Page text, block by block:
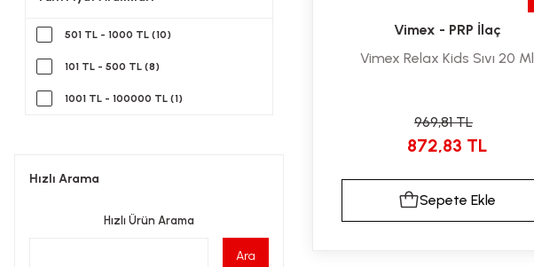
Sidrex (1)
Talya (1)
501 TL - 1000 TL (10)
101 TL - 500 TL (8)
1001 TL - 100000 TL (1)
Hızlı Arama
Hızlı Ürün Arama
Ara
Vimex - PRP İlaç
Vimex Relax Kids Sıvı 20 Ml
969,81 TL
872,83 TL
Sepete Ekle